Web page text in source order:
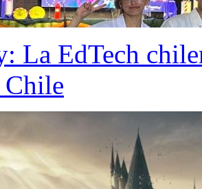
La EdTech
Chile